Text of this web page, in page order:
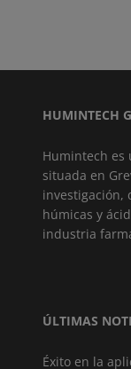
HUMINTECH
Humintech es
situada en
investigación,
húmicas y
industria
ÚLTIMAS
Éxito en la